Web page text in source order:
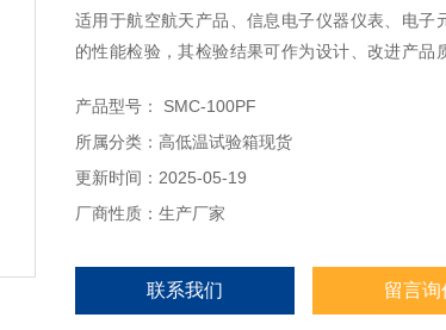
适用于航空航天产品、信息电子仪器仪表、电子
的性能检验，其检验结果可作为设计、改进产品
交变湿热试验箱等。
产品型号： SMC-100PF
所属分类：高低温试验箱现货
更新时间：2025-05-19
厂商性质：生产厂家
联系我们 留言询